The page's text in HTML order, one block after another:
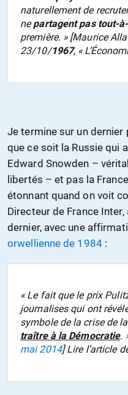
naturellement de
nepartagent pas tout-
première. » [Maurice
23/10/1967, «
Je termine sur un dernier
que ce soit la Russie qui
Edward Snowden –
libertés – et pas la
étonnant quand on voit
Directeur de France
dernier, avec une
orwellienne de 1984:
« Le fait que le prix
journalises qui ont
symbole de la crise de
traître à la Démocratie.
mai 2014] Lire l’article